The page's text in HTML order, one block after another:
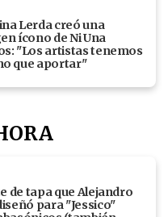
Lerda creó una
ícono de Ni Una
"Los artistas tenemos
que aportar"
de tapa que Alejandro
para "Jessico"